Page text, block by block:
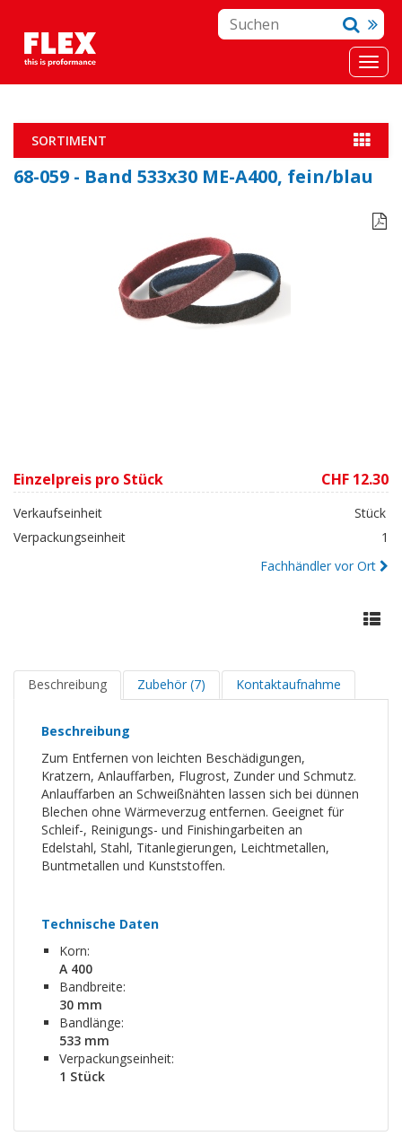
SORTIMENT
68-059 - Band 533x30 ME-A400, fein/blau

Einzelpreis pro Stück CHF 12.30
Verkaufseinheit
Stück
Verpackungseinheit
1
Fachhändler vor Ort
Beschreibung Zubehör (7) Kontaktaufnahme
Beschreibung
Zum Entfernen von leichten Beschädigungen,
Kratzern, Anlauffarben, Flugrost, Zunder und Schmutz.
Anlauffarben an Schweißnähten lassen sich bei dünnen
Blechen ohne Wärmeverzug entfernen. Geeignet für
Schleif-, Reinigungs- und Finishingarbeiten an
Edelstahl, Stahl, Titanlegierungen, Leichtmetallen,
Buntmetallen und Kunststoffen.
Technische Daten
Korn:
A 400
Bandbreite:
30 mm
Bandlänge:
533 mm
Verpackungseinheit:
1 Stück